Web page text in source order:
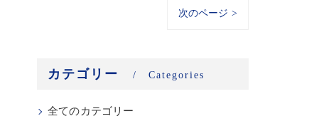
次のページ >
カテゴリー Categories
全てのカテゴリー